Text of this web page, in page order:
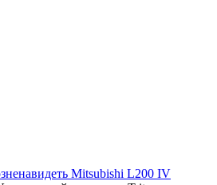
Mitsubishi L200 IV